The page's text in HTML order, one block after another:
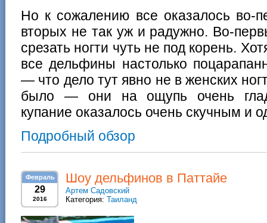
Но к сожалению все оказалось во-
вторых не так уж и радужно. Во-
срезать ногти чуть не под корень.
все дельфины настолько
— что дело тут явно не в женских
было — они на ощупь очень
купание оказалось очень скучным и
Подробный обзор
Февраль
29
2016
Шоу дельфинов в Паттайе
Артем Садовский
Категория: Таиланд